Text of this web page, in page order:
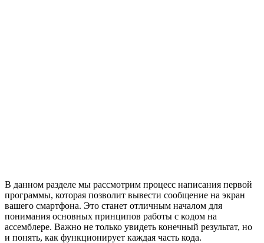
В данном разделе мы рассмотрим процесс написания первой
программы, которая позволит вывести сообщение на экран
вашего смартфона. Это станет отличным началом для
понимания основных принципов работы с кодом на
ассемблере. Важно не только увидеть конечный результат, но
и понять, как функционирует каждая часть кода.